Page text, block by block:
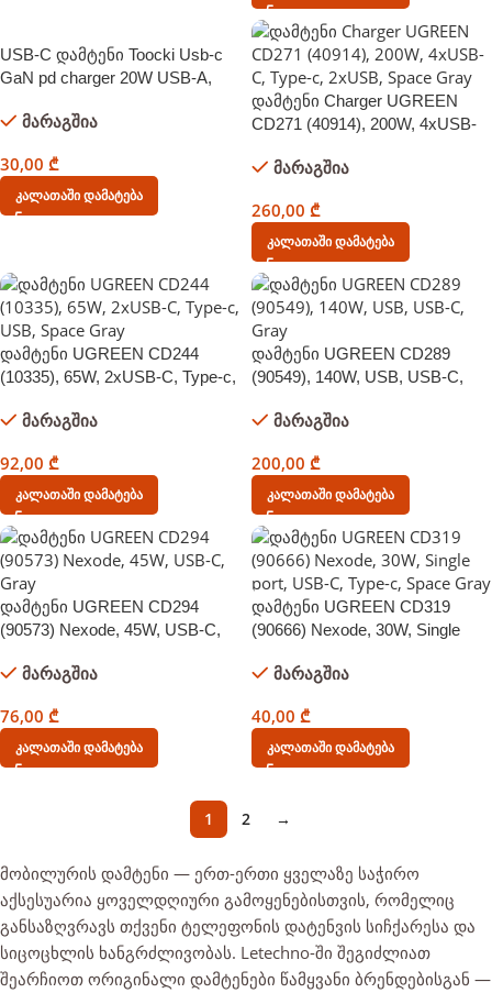
USB-C დამტენი Toocki Usb-c
GaN pd charger 20W USB-A,
მარაგშია
30,00 ₾
Კალათაში Დამატება
დამტენი Charger UGREEN
CD271 (40914), 200W, 4xUSB-
მარაგშია
260,00 ₾
Კალათაში Დამატება
დამტენი UGREEN CD244
(10335), 65W, 2xUSB-C, Type-c,
მარაგშია
92,00 ₾
Კალათაში Დამატება
დამტენი UGREEN CD289
(90549), 140W, USB, USB-C,
მარაგშია
200,00 ₾
Კალათაში Დამატება
დამტენი UGREEN CD294
(90573) Nexode, 45W, USB-C,
მარაგშია
76,00 ₾
Კალათაში Დამატება
დამტენი UGREEN CD319
(90666) Nexode, 30W, Single
Grayმარაგშია
40,00 ₾
Კალათაში Დამატება
1 2 →
მობილურის დამტენი — ერთ-ერთი ყველაზე საჭირო
აქსესუარია ყოველდღიური გამოყენებისთვის, რომელიც
განსაზღვრავს თქვენი ტელეფონის დატენვის სიჩქარესა და
სიცოცხლის ხანგრძლივობას. Letechno-ში შეგიძლიათ
შეარჩიოთ ორიგინალი დამტენები წამყვანი ბრენდებისგან —